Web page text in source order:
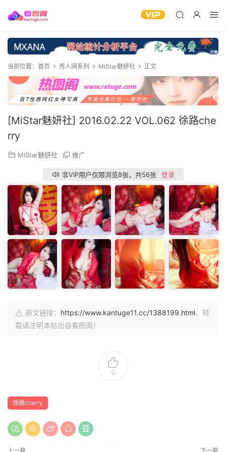
当前位置： 首页 秀人网系列 MiStar魅妍社 正文
[MiStar魅妍社] 2016.02.22 VOL.062 徐路che
rry
MiStar魅妍社 推广
非VIP用户仅限浏览8张，共56张 登录
原文链接： https://www.kantuge11.cc/1388199.html，转
载请注明本帖出自看图阁！
0
徐路cherry